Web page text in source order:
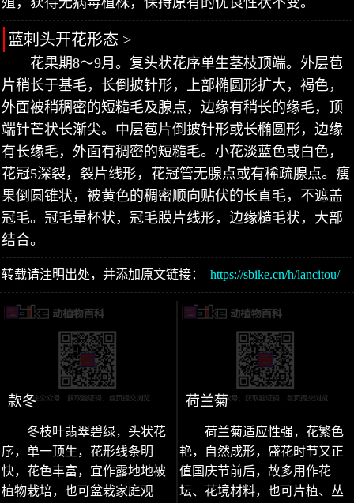
蓝刺头开花形态 >
花果期8～9月。复头状花序单生茎枝顶端。外层苞
片稍长于基毛，长倒披针形，上部椭圆形扩大，褐色，
外面被稍稠密的短糙毛及腺点，边缘有稍长的缘毛，顶
端针芒状长渐尖。中层苞片倒披针形或长椭圆形，边缘
有长缘毛，外面有稠密的短糙毛。小花淡蓝色或白色，
花冠5深裂，裂片线形，花冠管无腺点或有稀疏腺点。瘦
果倒圆锥状，被黄色的稠密顺向贴伏的长直毛，不遮盖
冠毛。冠毛量杯状，冠毛膜片线形，边缘糙毛状，大部
结合。
转载请注明出处，并添加原文链接： https://sbike.cn/h/lancitou/
款冬
冬枝叶翡翠碧绿，头状花
序，单一顶生，花形线条明
快，花色丰富，宜作露地地被
植物栽培，也可盆栽家庭观
荷兰菊
荷兰菊适应性强，花繁色
艳，自然成形，盛花时节又正
值国庆节前后，故多用作花
坛、花境材料，也可片植、丛